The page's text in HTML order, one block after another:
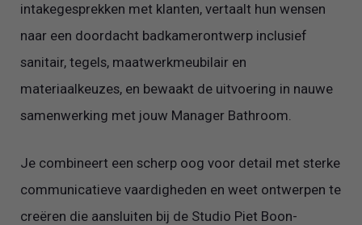
intakegesprekken met klanten, vertaalt hun wensen
naar een doordacht badkamerontwerp inclusief
sanitair, tegels, maatwerkmeubilair en
materiaalkeuzes, en bewaakt de uitvoering in nauwe
samenwerking met jouw Manager Bathroom.
Je combineert een scherp oog voor detail met sterke
communicatieve vaardigheden en weet ontwerpen te
creëren die aansluiten bij de Studio Piet Boon-